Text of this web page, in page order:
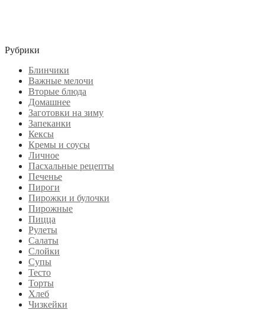
Рубрики
Блинчики
Важные мелочи
Вторые блюда
Домашнее
Заготовки на зиму
Запеканки
Кексы
Кремы и соусы
Личное
Пасхальные рецепты
Печенье
Пироги
Пирожки и булочки
Пирожные
Пицца
Рулеты
Салаты
Слойки
Супы
Тесто
Торты
Хлеб
Чизкейки